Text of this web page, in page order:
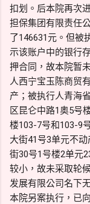
扣划。后本院再次
担保集团有限责任
了146631元。但被
示该账户中的银行
押合同，故本院暂
人西宁宝玉陈商贸
产；被执行人青海
区昆仑中路1奥5号
楼103-7号和103-9
大街41号3单元不
街30号1号楼2单元
较小，故未采取轮
发展有限公司名下
本院另案执行，已